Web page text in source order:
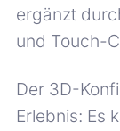
ergänzt
und Touch-
Der 3D-
Erlebnis: Es